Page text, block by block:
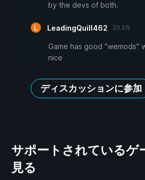
by the devs of both.
LeadingQuill462 23 2月
Game has good "wemods"
nice
ディスカッションに参加
サポートされているゲ
見る